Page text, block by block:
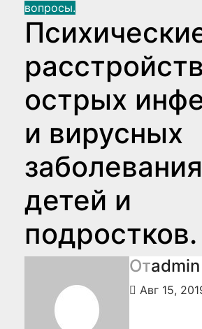
вопросы.
острых
и вирусных
детей и
подростков.
Отadmin
Авг 15,